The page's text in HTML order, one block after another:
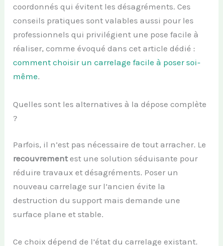
coordonnés qui évitent les désagréments. Ces
conseils pratiques sont valables aussi pour les
professionnels qui privilégient une pose facile à
réaliser, comme évoqué dans cet article dédié :
comment choisir un carrelage facile à poser soi-
même.
Quelles sont les alternatives à la dépose complète
?
Parfois, il n’est pas nécessaire de tout arracher. Le
recouvrementest une solution séduisante pour
réduire travaux et désagréments. Poser un
nouveau carrelage sur l’ancien évite la
destruction du support mais demande une
surface plane et stable.
Ce choix dépend de l’état du carrelage existant.